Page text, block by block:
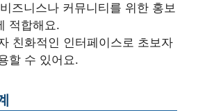
즈니스나 커뮤니티를 위한 홍보
적합해요.
친화적인 인터페이스로 초보자
할 수 있어요.